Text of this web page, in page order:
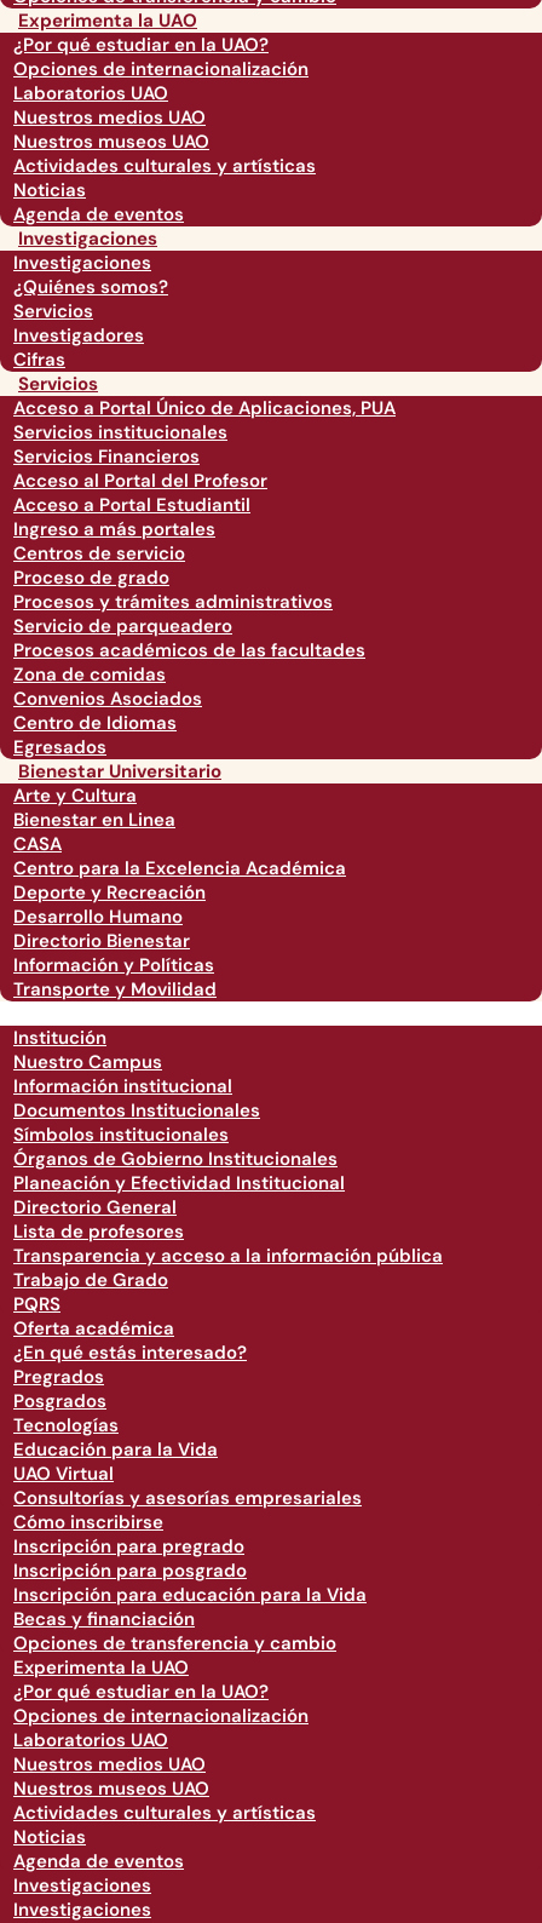
Experimenta la UAO
¿Por qué estudiar en la UAO?
Opciones de internacionalización
Laboratorios UAO
Nuestros medios UAO
Nuestros museos UAO
Actividades culturales y artísticas
Noticias
Agenda de eventos
Investigaciones
Investigaciones
¿Quiénes somos?
Servicios
Investigadores
Cifras
Servicios
Acceso a Portal Único de Aplicaciones, PUA
Servicios institucionales
Servicios Financieros
Acceso al Portal del Profesor
Acceso a Portal Estudiantil
Ingreso a más portales
Centros de servicio
Proceso de grado
Procesos y trámites administrativos
Servicio de parqueadero
Procesos académicos de las facultades
Zona de comidas
Convenios Asociados
Centro de Idiomas
Egresados
Bienestar Universitario
Arte y Cultura
Bienestar en Linea
CASA
Centro para la Excelencia Académica
Deporte y Recreación
Desarrollo Humano
Directorio Bienestar
Información y Políticas
Transporte y Movilidad
Institución
Nuestro Campus
Información institucional
Documentos Institucionales
Símbolos institucionales
Órganos de Gobierno Institucionales
Planeación y Efectividad Institucional
Directorio General
Lista de profesores
Transparencia y acceso a la información pública
Trabajo de Grado
PQRS
Oferta académica
¿En qué estás interesado?
Pregrados
Posgrados
Tecnologías
Educación para la Vida
UAO Virtual
Consultorías y asesorías empresariales
Cómo inscribirse
Inscripción para pregrado
Inscripción para posgrado
Inscripción para educación para la Vida
Becas y financiación
Opciones de transferencia y cambio
Experimenta la UAO
¿Por qué estudiar en la UAO?
Opciones de internacionalización
Laboratorios UAO
Nuestros medios UAO
Nuestros museos UAO
Actividades culturales y artísticas
Noticias
Agenda de eventos
Investigaciones
Investigaciones